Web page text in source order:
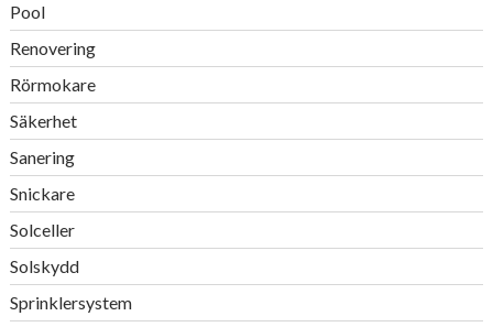
Pool
Renovering
Rörmokare
Säkerhet
Sanering
Snickare
Solceller
Solskydd
Sprinklersystem